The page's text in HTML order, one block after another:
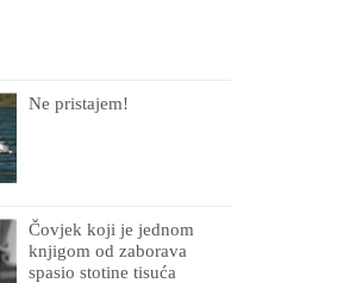
Ne pristajem!
Čovjek koji je jednom
knjigom od zaborava
spasio stotine tisuća